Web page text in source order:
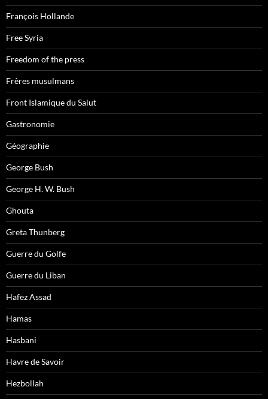
François Hollande
Free Syria
Freedom of the press
Frères musulmans
Front Islamique du Salut
Gastronomie
Géographie
George Bush
George H. W. Bush
Ghouta
Greta Thunberg
Guerre du Golfe
Guerre du Liban
Hafez Assad
Hamas
Hasbani
Havre de Savoir
Hezbollah